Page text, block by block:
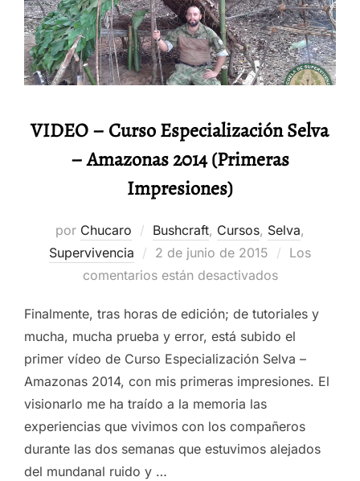
VIDEO – Curso Especialización Selva
– Amazonas 2014 (Primeras
Impresiones)
por Chucaro Bushcraft, Cursos, Selva,
Supervivencia
Publicado
el
2 de junio de 2015
Los
comentarios están desactivados
Finalmente, tras horas de edición; de tutoriales y
mucha, mucha prueba y error, está subido el
primer vídeo de Curso Especialización Selva –
Amazonas 2014, con mis primeras impresiones. El
visionarlo me ha traído a la memoria las
experiencias que vivimos con los compañeros
durante las dos semanas que estuvimos alejados
del mundanal ruido y …